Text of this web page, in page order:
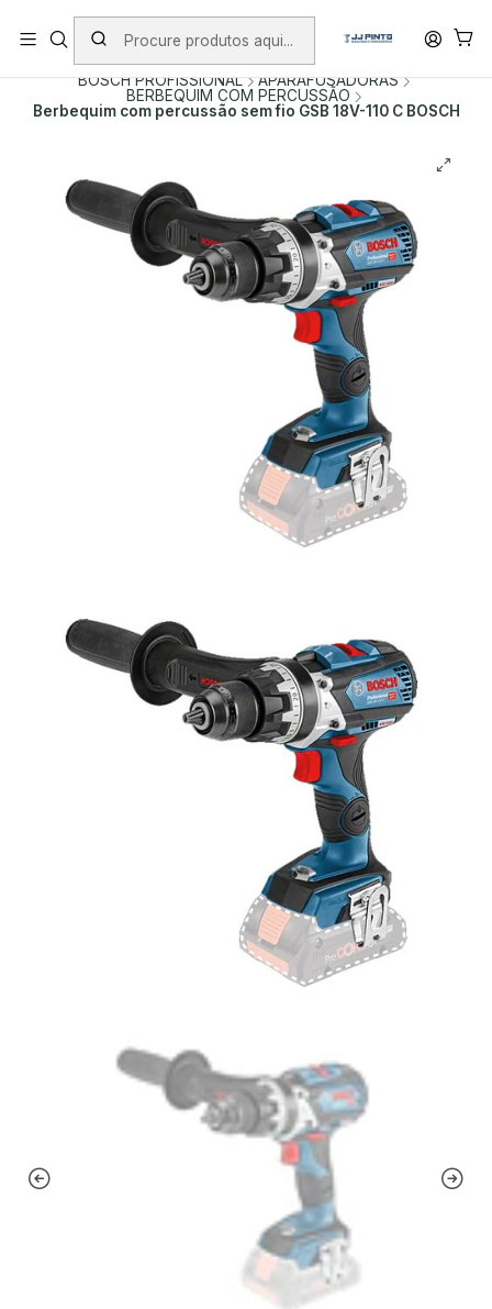
PORTES INCLUÍDOS EM ENCOMENDAS +75€ (excepto ilhas)
Início PRODUTOS
FERRAMENTAS SEM FIO
BOSCH PROFISSIONAL
APARAFUSADORAS
BERBEQUIM COM PERCUSSÃO
Berbequim com percussão sem fio GSB 18V-110 C BOSCH